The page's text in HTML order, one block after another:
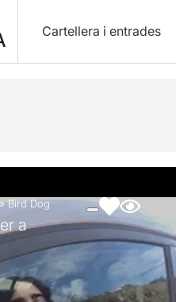
Cartellera i entrades
Fotos i vídeos
Bird Dog
a